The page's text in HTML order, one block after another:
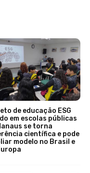
de educação ESG
em escolas públicas
se torna
científica e pode
modelo no Brasil e